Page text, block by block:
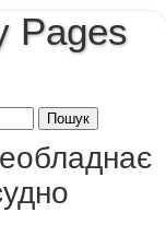
Pages